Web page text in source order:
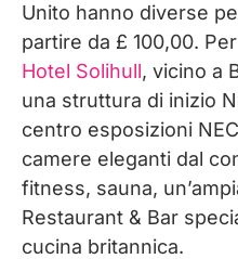
Unito hanno diverse
partire da £ 100,00.
Hotel Solihull, vicino a
una struttura di inizio
centro esposizioni
camere eleganti dal
fitness, sauna,
Restaurant & Bar
cucina britannica.